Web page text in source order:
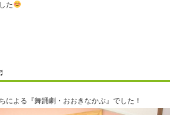
た
による『舞踊劇・おおきなかぶ』でした！